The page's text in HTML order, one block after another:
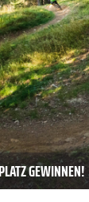
GEWINNEN!